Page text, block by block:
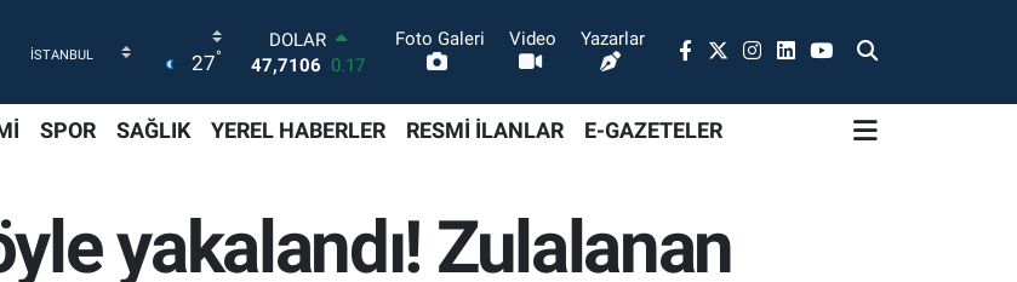
27°
DOLAR
47,7106 0.17
STERLİN
6648.99
BİST100
13.773
-19
Foto Galeri Video Yazarlar
SPOR SAĞLIK YEREL HABERLER RESMİ İLANLAR E-GAZETELER
yakalandı! Zulalanan